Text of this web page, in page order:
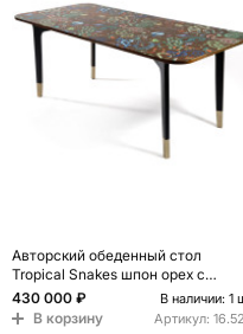
Авторский обеденный стол
Tropical Snakes шпон орех с
рисунком
430 000 ₽ В наличии: 1
В корзину Артикул: